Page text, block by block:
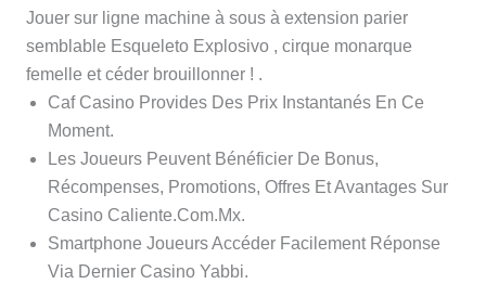
Jouer sur ligne machine à sous à extension parier
semblable Esqueleto Explosivo , cirque monarque
femelle et céder brouillonner ! .
Caf Casino Provides Des Prix Instantanés En Ce
Moment.
Les Joueurs Peuvent Bénéficier De Bonus,
Récompenses, Promotions, Offres Et Avantages Sur
Casino Caliente.Com.Mx.
Smartphone Joueurs Accéder Facilement Réponse
Via Dernier Casino Yabbi.